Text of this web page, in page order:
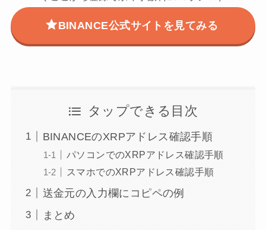
BINANCE公式サイトを見てみる
タップできる目次
BINANCEのXRPアドレス確認手順
パソコンでのXRPアドレス確認手順
スマホでのXRPアドレス確認手順
送金元の入力欄にコピペの例
まとめ